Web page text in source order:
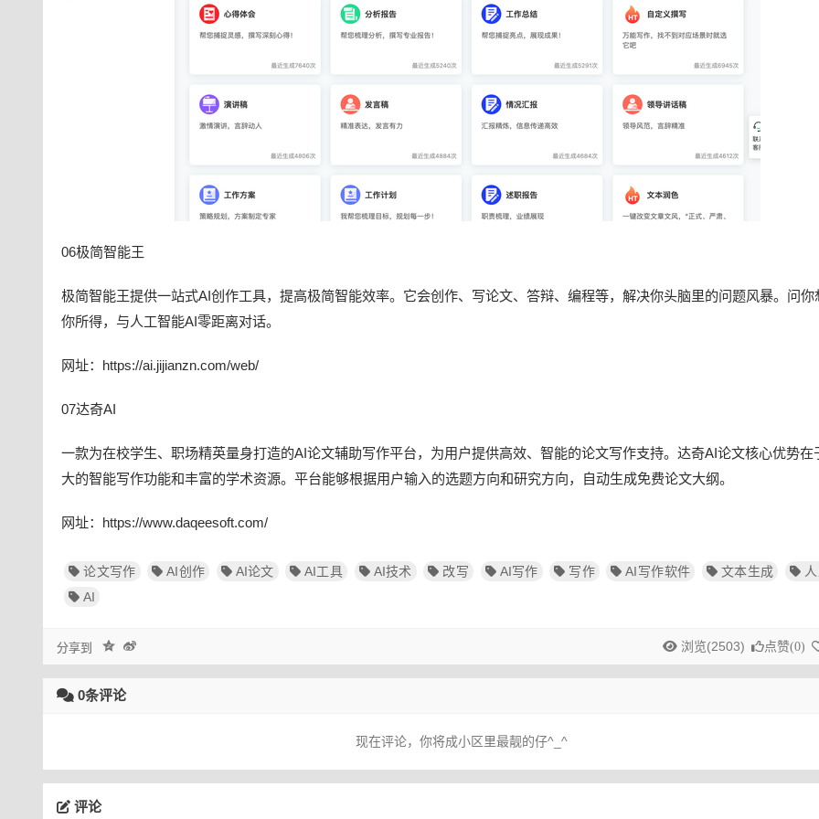
06极简智能王
极简智能王提供一站式AI创作工具，提高极简智能效率。它会创作、写论文、答辩、编程等，解决你头脑里的问题风暴。问你
你所得，与人工智能AI零距离对话。
网址：https://ai.jijianzn.com/web/
07达奇AI
一款为在校学生、职场精英量身打造的AI论文辅助写作平台，为用户提供高效、智能的论文写作支持。达奇AI论文核心优势在
大的智能写作功能和丰富的学术资源。平台能够根据用户输入的选题方向和研究方向，自动生成免费论文大纲。
网址：https://www.daqeesoft.com/
论文写作 AI创作 AI论文 AI工具 AI技术 改写 AI写作 写作 AI写作软件 文本生成
AI
分享到 浏览(2503) 点赞(0)
0条评论
现在评论，你将成小区里最靓的仔^_^
评论